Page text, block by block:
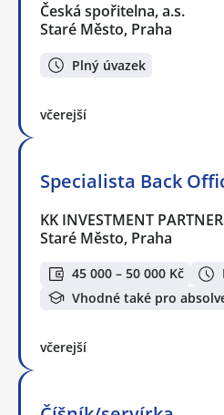
Česká spořitelna, a.s.
Staré Město, Praha
Plný úvazek
včerejší
Specialista Back
KK INVESTMENT
Staré Město, Praha
45 000 – 50 000 Kč
Vhodné také pro
včerejší